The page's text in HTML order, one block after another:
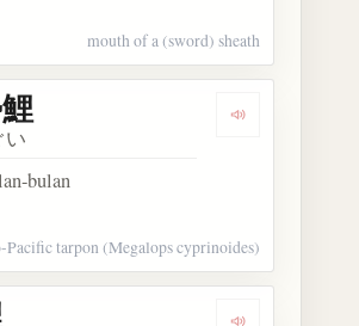
mouth of a (sword) sheath
まな板の上の鯉 Dengarkan
bulan
Pacific tarpon (Megalops cyprinoides)